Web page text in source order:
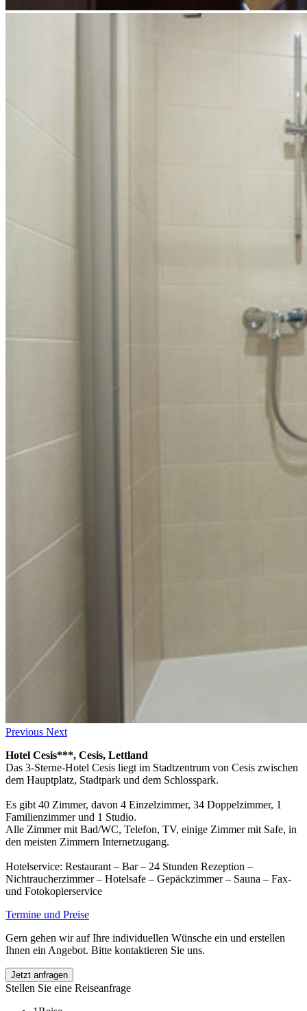
Previous Next
Hotel Cesis***, Cesis, Lettland
Das 3-Sterne-Hotel Cesis liegt im Stadtzentrum von Cesis zwischen
dem Hauptplatz, Stadtpark und dem Schlosspark.
Es gibt 40 Zimmer, davon 4 Einzelzimmer, 34 Doppelzimmer, 1
Familienzimmer und 1 Studio.
Alle Zimmer mit Bad/WC, Telefon, TV, einige Zimmer mit Safe, in
den meisten Zimmern Internetzugang.
Hotelservice: Restaurant – Bar – 24 Stunden Rezeption –
Nichtraucherzimmer – Hotelsafe – Gepäckzimmer – Sauna – Fax-
und Fotokopierservice
Termine und Preise
Gern gehen wir auf Ihre individuellen Wünsche ein und erstellen
Ihnen ein Angebot. Bitte kontaktieren Sie uns.
Jetzt anfragen
Stellen Sie eine Reiseanfrage